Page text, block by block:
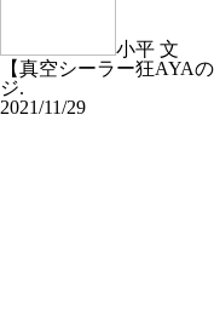
小平 文
【真空シーラー狂AYA
ジ.
2021/11/29